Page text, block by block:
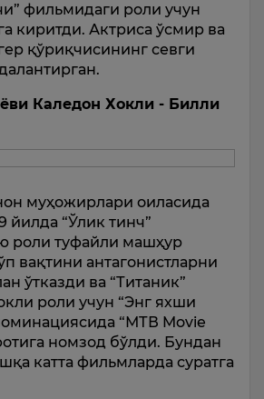
фильмидаги роли учун
киритди. Актриса ўсмир ва
қўриқчисининг севги
Каледон Хокли - Билли
муҳожирлари оиласида
йилда “Ўлик тинч”
роли туфайли машҳур
вақтини антагонистларни
ўтказди ва “Титаник”
роли учун “Энг яхши
“МТВ Movie
номзод бўлди. Бундан
катта фильмларда суратга